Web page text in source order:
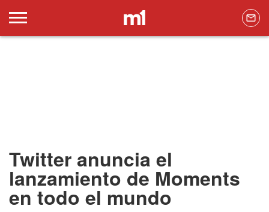
Twitter anuncia el
lanzamiento de Moments
en todo el mundo